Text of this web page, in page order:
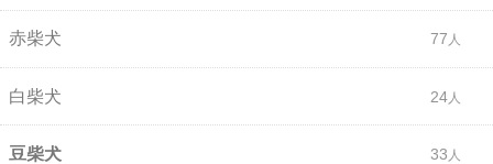
赤柴犬 77
白柴犬 24
豆柴犬 33